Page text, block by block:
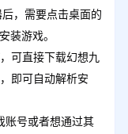
，需要点击桌面的
装游戏。
可直接下载幻想九
即可自动解析安
账号或者想通过其